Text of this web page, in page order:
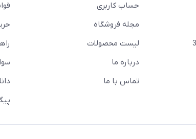
حساب کاربری
مجله فروشگاه
لیست محصولات
درباره ما
تماس با ما